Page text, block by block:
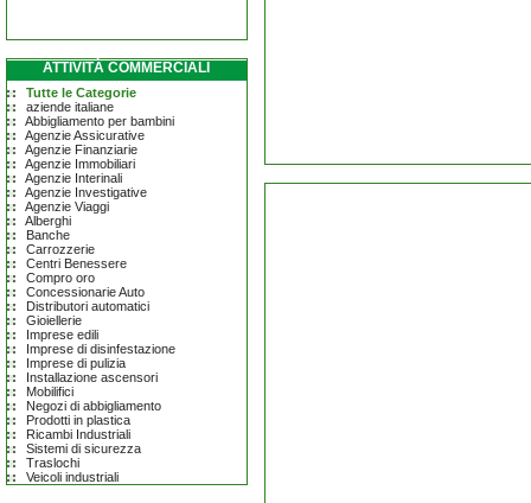
ATTIVITÀ COMMERCIALI
Tutte le Categorie
aziende italiane
Abbigliamento per bambini
Agenzie Assicurative
Agenzie Finanziarie
Agenzie Immobiliari
Agenzie Interinali
Agenzie Investigative
Agenzie Viaggi
Alberghi
Banche
Carrozzerie
Centri Benessere
Compro oro
Concessionarie Auto
Distributori automatici
Gioiellerie
Imprese edili
Imprese di disinfestazione
Imprese di pulizia
Installazione ascensori
Mobilifici
Negozi di abbigliamento
Prodotti in plastica
Ricambi Industriali
Sistemi di sicurezza
Traslochi
Veicoli industriali